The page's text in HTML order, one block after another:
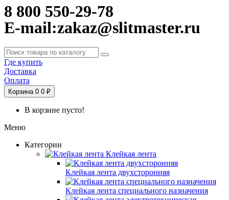
8 800 550-29-78
E-mail:zakaz@slitmaster.ru
Где купить
Доставка
Оплата
Корзина 0 0 ₽
В корзине пусто!
Меню
Категории
Клейкая лента
Клейкая лента двухсторонняя
Клейкая лента специального назначения